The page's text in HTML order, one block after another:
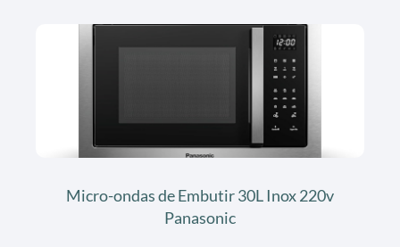
Micro-ondas de Embutir 30L Inox 220v
Panasonic